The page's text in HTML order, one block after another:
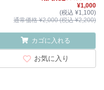
¥1,000
(税込 ¥1,100)
通常価格 ¥2,000 (税込 ¥2,200)
カゴに入れる
お気に入り